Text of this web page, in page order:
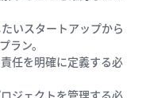
いスタートアップから
ラン。
任を明確に定義する必
ジェクトを管理する必